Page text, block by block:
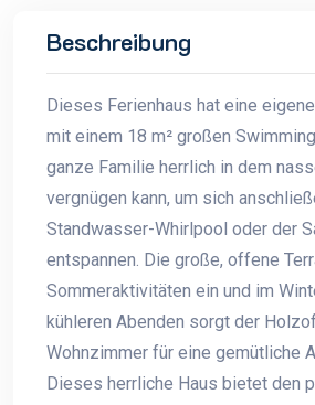
Beschreibung
Dieses Ferienhaus hat eine
mit einem 18 m² großen
ganze Familie herrlich in dem
vergnügen kann, um sich
Standwasser-Whirlpool oder der
entspannen. Die große, offene
Sommeraktivitäten ein und im
kühleren Abenden sorgt der
Wohnzimmer für eine gemütliche
Dieses herrliche Haus bietet den